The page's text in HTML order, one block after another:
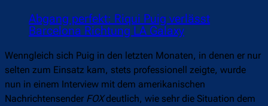
Abgang perfekt: Riqui Puig verlässt
Barcelona Richtung LA Galaxy
Wenngleich sich Puig in den letzten Monaten, in denen er nur
selten zum Einsatz kam, stets professionell zeigte, wurde
nun in einem Interview mit dem amerikanischen
Nachrichtensender FOXdeutlich, wie sehr die Situation dem